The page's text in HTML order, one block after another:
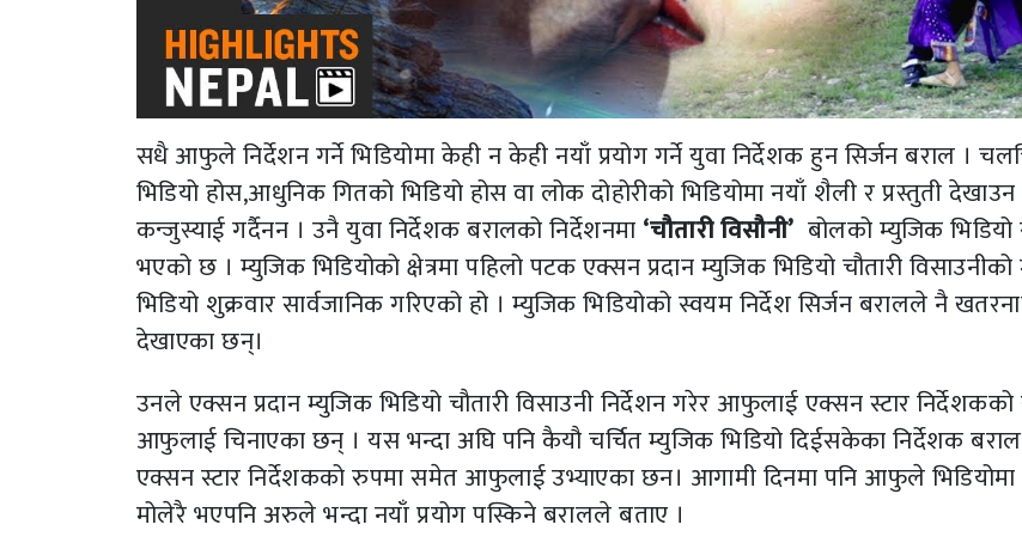
सधै आफुले निर्देशन गर्ने भिडियोमा केही न केही नयाँ प्रयोग गर्ने युवा निर्देशक हुन सिर्जन बराल ।
भिडियो होस,आधुनिक गितको भिडियो होस वा लोक दोहोरीको भिडियोमा नयाँ शैली र प्रस्तुती देखाउन
कन्जुस्याई गर्दैनन । उनै युवा निर्देशक बरालको निर्देशनमा ‘चौतारी विसौनी’ बोलको म्युजिक भिडियो
भएको छ । म्युजिक भिडियोको क्षेत्रमा पहिलो पटक एक्सन प्रदान म्युजिक भिडियो चौतारी
भिडियो शुक्रवार सार्वजानिक गरिएको हो । म्युजिक भिडियोको स्वयम निर्देश सिर्जन बरालले नै
देखाएका छन्।
उनले एक्सन प्रदान म्युजिक भिडियो चौतारी विसाउनी निर्देशन गरेर आफुलाई एक्सन स्टार
आफुलाई चिनाएका छन् । यस भन्दा अघि पनि कैयौ चर्चित म्युजिक भिडियो दिईसकेका निर्देशक
एक्सन स्टार निर्देशकको रुपमा समेत आफुलाई उभ्याएका छन। आगामी दिनमा पनि आफुले
मोलेरै भएपनि अरुले भन्दा नयाँ प्रयोग पस्किने बरालले बताए ।